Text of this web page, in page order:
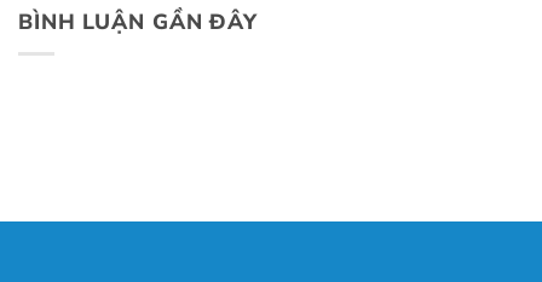
BÌNH LUẬN GẦN ĐÂY